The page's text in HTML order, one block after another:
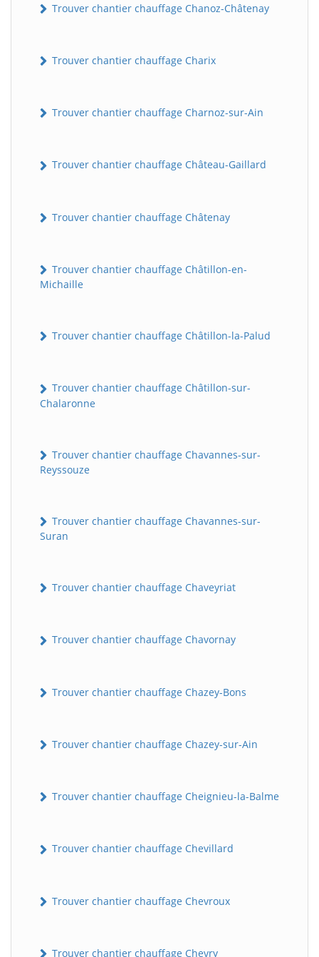
Trouver chantier chauffage Chanoz-Châtenay
Trouver chantier chauffage Charix
Trouver chantier chauffage Charnoz-sur-Ain
Trouver chantier chauffage Château-Gaillard
Trouver chantier chauffage Châtenay
Trouver chantier chauffage Châtillon-en-
Michaille
Trouver chantier chauffage Châtillon-la-Palud
Trouver chantier chauffage Châtillon-sur-
Chalaronne
Trouver chantier chauffage Chavannes-sur-
Reyssouze
Trouver chantier chauffage Chavannes-sur-
Suran
Trouver chantier chauffage Chaveyriat
Trouver chantier chauffage Chavornay
Trouver chantier chauffage Chazey-Bons
Trouver chantier chauffage Chazey-sur-Ain
Trouver chantier chauffage Cheignieu-la-Balme
Trouver chantier chauffage Chevillard
Trouver chantier chauffage Chevroux
Trouver chantier chauffage Chevry